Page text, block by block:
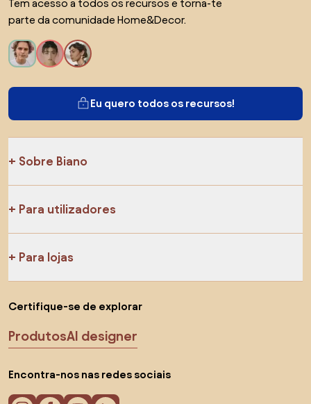
Tem acesso a todos os recursos e torna-te
parte da comunidade Home&Decor.
Eu quero todos os recursos!
Sobre Biano
Para utilizadores
Para lojas
Certifique-se de explorar
ProdutosAI designer
Encontra-nos nas redes sociais